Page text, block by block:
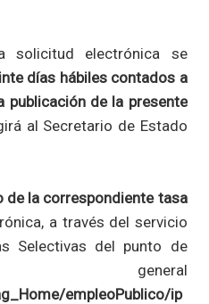
solicitud electrónica se
días hábiles contados a
publicación de la presente
al Secretario de Estado
de la correspondiente tasa
a través del servicio
Selectivas del punto de
general
empleoPublico/ip